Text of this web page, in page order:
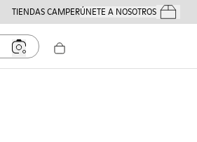
TIENDAS CAMPERÚNETE A NOSOTROSTus